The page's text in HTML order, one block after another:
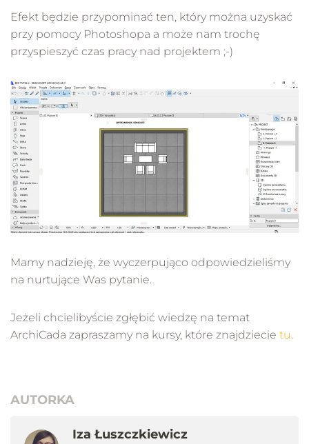
Efekt będzie przypominać ten, który można uzyskać
przy pomocy Photoshopa a może nam trochę
przyspieszyć czas pracy nad projektem ;-)
Mamy nadzieję, że wyczerpująco odpowiedzieliśmy
na nurtujące Was pytanie.
Jeżeli chcielibyście zgłębić wiedzę na temat
ArchiCada zapraszamy na kursy, które znajdziecie tu.
AUTORKA
Iza Łuszczkiewicz